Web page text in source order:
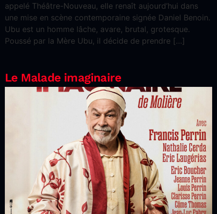
appelé Théâtre-Nouveau, elle renaît aujourd’hui dans
une mise en scène contemporaine signée Daniel Benoin.
Ubu est un homme lâche, avare, brutal, grotesque.
Poussé par la Mère Ubu, il décide de prendre […]
Le Malade imaginaire